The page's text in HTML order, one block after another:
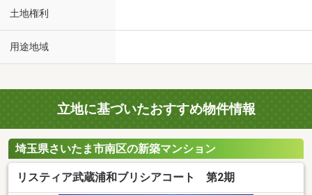
土地権利
用途地域
立地に基づいたおすすめ物件情報
埼玉県さいたま市南区の新築マンション
リスティア武蔵浦和ブリシアコート 第2期